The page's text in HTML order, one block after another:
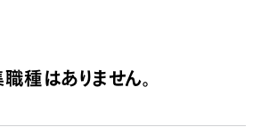
種はありません。